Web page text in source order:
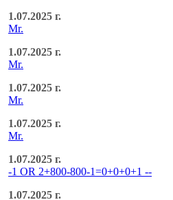
1.07.2025 г.
Mr.
1.07.2025 г.
Mr.
1.07.2025 г.
Mr.
1.07.2025 г.
Mr.
1.07.2025 г.
-1 OR 2+800-800-1=0+0+0+1 --
1.07.2025 г.